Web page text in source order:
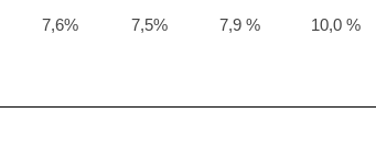
7,6% 7,5% 7,9 % 10,0 %